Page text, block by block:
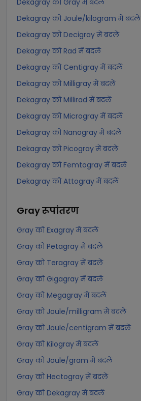
Dekagray को Gray में बदलें
Dekagray को Joule/kilogram में बदलें
Dekagray को Decigray में बदलें
Dekagray को Rad में बदलें
Dekagray को Centigray में बदलें
Dekagray को Milligray में बदलें
Dekagray को Millirad में बदलें
Dekagray को Microgray में बदलें
Dekagray को Nanogray में बदलें
Dekagray को Picogray में बदलें
Dekagray को Femtogray में बदलें
Dekagray को Attogray में बदलें
Grayरूपांतरण
Gray को Exagray में बदलें
Gray को Petagray में बदलें
Gray को Teragray में बदलें
Gray को Gigagray में बदलें
Gray को Megagray में बदलें
Gray को Joule/milligram में बदलें
Gray को Joule/centigram में बदलें
Gray को Kilogray में बदलें
Gray को Joule/gram में बदलें
Gray को Hectogray में बदलें
Gray को Dekagray में बदलें